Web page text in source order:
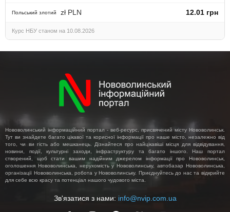
Польський злотий zł PLN 12.01 грн
Курс НБУ станом на 10.08.2026
Нововолинський інформаційний портал - веб-ресурс, присвячений місту Нововолинськ.
Тут ви знайдете багато цікавої та корисної інформації про наше місто, незалежно від
того, чи ви гість або мешканець. Дізнайтеся про найцікавіші місця для відвідування,
новини, події, культурні заходи, інфраструктуру та багато іншого. Наш портал
створений, щоб стати вашим надійним джерелом інформації про Нововолинськ,
оголошення Нововолинська, нерухомість у Нововолинську, автобазар Нововолинська,
організації Нововолинська, робота у Нововолинську. Приєднуйтесь до нас та відкрийте
для себе всю красу та потенціал нашого чудового міста.
Зв'язатися з нами: info@nvip.com.ua